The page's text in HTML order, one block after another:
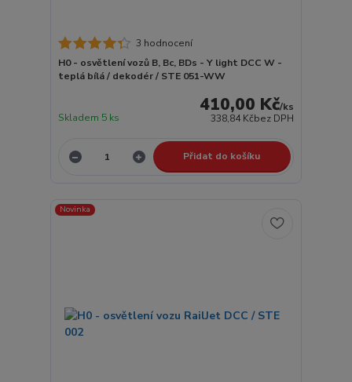
3 hodnocení
H0 - osvětlení vozů B, Bc, BDs - Y light DCC W -
teplá bílá / dekodér / STE 051-WW
410,00 Kč/ks
338,84 Kčbez DPH
Skladem 5 ks
Přidat do košíku
Novinka